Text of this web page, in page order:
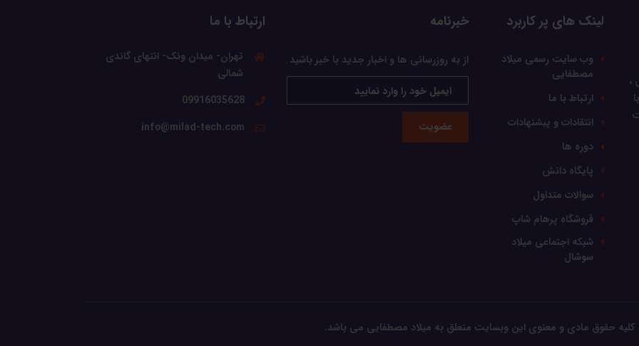
،
لینک های پر کاربرد
وب سایت رسمی میلاد
مصطفایی
ارتباط با ما
انتقادات و پیشنهادات
دوره ها
پایگاه دانش
سوالات متداول
فروشگاه پرهام شاپ
شبکه اجتماعی میلاد
سوشال
خبرنامه
از به روزرسانی ها و اخبار جدید با خبر باشید
عضویت
ارتباط با ما
تهران- میدان ونک- انتهای گاندی
شمالی
09916035628
info@milad-tech.com
کلیه حقوق مادی و معنوی این وبسایت متعلق به میلاد مصطفایی می باشد.